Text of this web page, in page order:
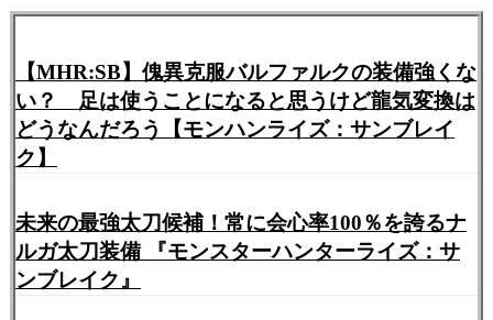
【MHR:SB】傀異克服バルファルクの装備強くな
い？ 足は使うことになると思うけど龍気変換は
どうなんだろう【モンハンライズ：サンブレイ
ク】
未来の最強太刀候補！常に会心率100％を誇るナ
ルガ太刀装備 『モンスターハンターライズ：サ
ンブレイク』